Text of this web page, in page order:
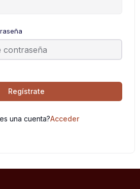
Regístrate
una cuenta?Acceder